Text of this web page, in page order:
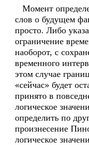
Момент
слов о будущем
просто. Либо
ограничение
наоборот, с
временного
этом случае
«сейчас» будет
принято в
логическое
определить по
произнесение
логическое